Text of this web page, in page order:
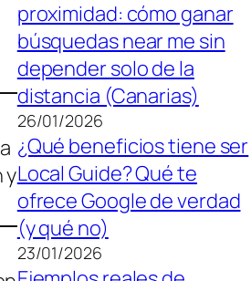
y
proximidad: cómo ganar
búsquedas near me sin
depender solo de la
distancia (Canarias)
26/01/2026
¿Qué beneficios tiene ser
Local Guide? Qué te
ofrece Google de verdad
(y qué no)
23/01/2026